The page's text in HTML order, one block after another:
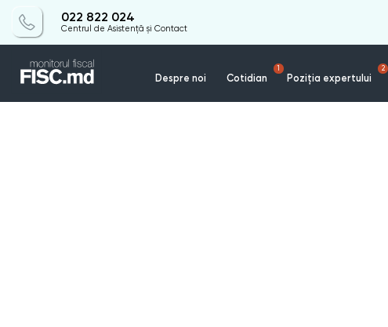
022 822 024
Centrul de Asistență și Contact
Despre noi Cotidian
1
Poziția expertului
2